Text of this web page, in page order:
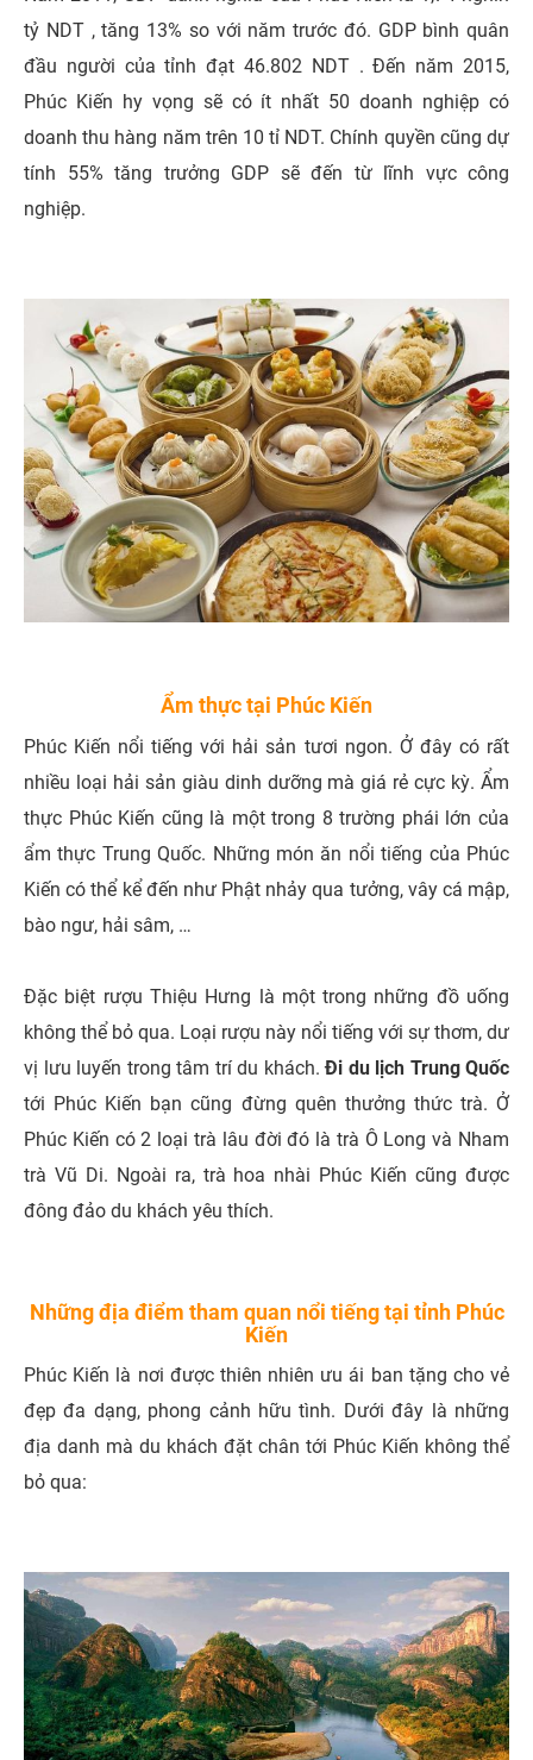
tỷ NDT , tăng 13% so với năm trước đó. GDP bình quân
đầu người của tỉnh đạt 46.802 NDT . Đến năm 2015,
Phúc Kiến hy vọng sẽ có ít nhất 50 doanh nghiệp có
doanh thu hàng năm trên 10 tỉ NDT. Chính quyền cũng dự
tính 55% tăng trưởng GDP sẽ đến từ lĩnh vực công
nghiệp.
Ẩm thực tại Phúc Kiến
Phúc Kiến nổi tiếng với hải sản tươi ngon. Ở đây có rất
nhiều loại hải sản giàu dinh dưỡng mà giá rẻ cực kỳ. Ẩm
thực Phúc Kiến cũng là một trong 8 trường phái lớn của
ẩm thực Trung Quốc. Những món ăn nổi tiếng của Phúc
Kiến có thể kể đến như Phật nhảy qua tưởng, vây cá mập,
bào ngư, hải sâm, …
Đặc biệt rượu Thiệu Hưng là một trong những đồ uống
không thể bỏ qua. Loại rượu này nổi tiếng với sự thơm, dư
vị lưu luyến trong tâm trí du khách.Đi du lịch Trung Quốc
tới Phúc Kiến bạn cũng đừng quên thưởng thức trà. Ở
Phúc Kiến có 2 loại trà lâu đời đó là trà Ô Long và Nham
trà Vũ Di. Ngoài ra, trà hoa nhài Phúc Kiến cũng được
đông đảo du khách yêu thích.
Những địa điểm tham quan nổi tiếng tại tỉnh Phúc
Kiến
Phúc Kiến là nơi được thiên nhiên ưu ái ban tặng cho vẻ
đẹp đa dạng, phong cảnh hữu tình. Dưới đây là những
địa danh mà du khách đặt chân tới Phúc Kiến không thể
bỏ qua: